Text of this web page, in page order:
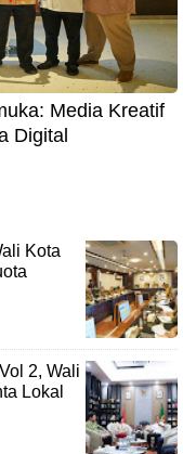
Media Kreatif
Digital
Kota
2, Wali
Lokal